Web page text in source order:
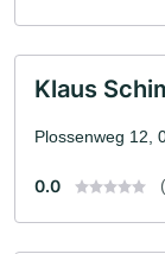
Klaus
Plossenweg 12,
0.0